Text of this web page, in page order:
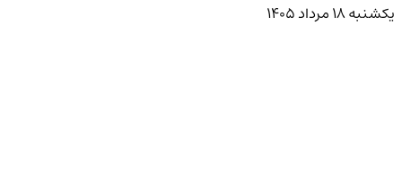
یکشنبه ۱۸ مرداد ۱۴۰۵